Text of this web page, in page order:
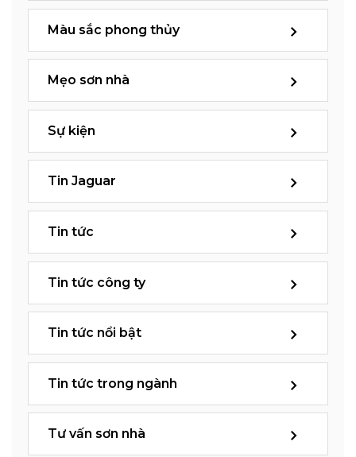
Màu sắc phong thủy
Mẹo sơn nhà
Sự kiện
Tin Jaguar
Tin tức
Tin tức công ty
Tin tức nổi bật
Tin tức trong ngành
Tư vấn sơn nhà